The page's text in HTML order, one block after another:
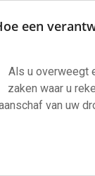
een
Als u overweegt
zaken waar u
van uw